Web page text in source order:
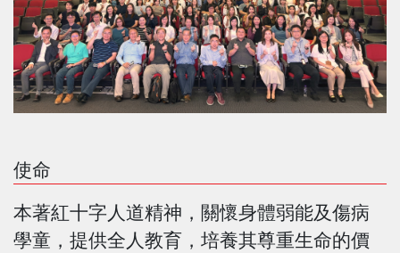
使命
本著紅十字人道精神，關懷身體弱能及傷病
學童，提供全人教育，培養其尊重生命的價